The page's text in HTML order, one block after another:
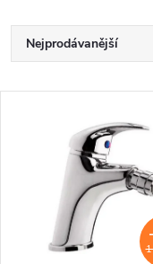
Ř
a
Nejprodávanější
Nejdražší
Abecedně